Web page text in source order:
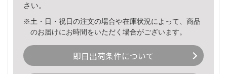
さい。
※土・日・祝日の注文の場合や在庫状況によって、商品
のお届けにお時間をいただく場合がございます。
即日出荷条件について